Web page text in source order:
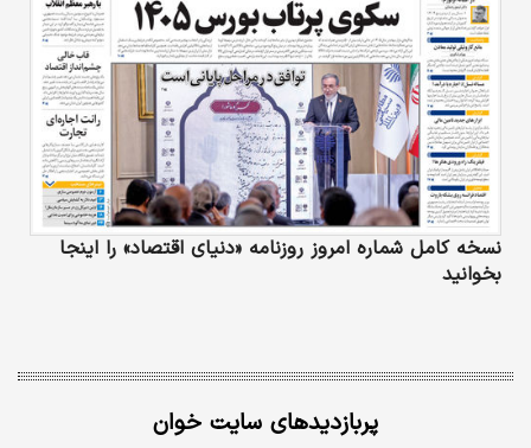
نسخه کامل شماره امروز روزنامه «دنیای‌ اقتصاد» را اینجا
بخوانید
پربازدیدهای سایت خوان